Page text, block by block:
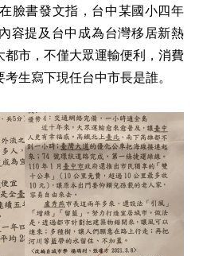
臉書發文指，台中某國小四年
容提及台中成為台灣移居新熱
市，不僅大眾運輸便利，消費
生寫下現任台中市長是誰。